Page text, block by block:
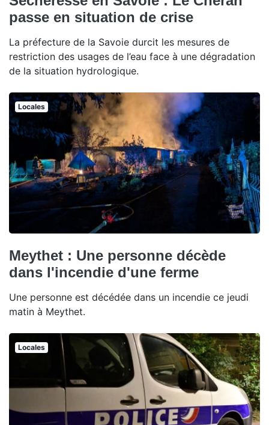
passe en situation de crise
La préfecture de la Savoie durcit les mesures de
restriction des usages de l’eau face à une dégradation
de la situation hydrologique.
Locales
Meythet : Une personne décède
dans l'incendie d'une ferme
Une personne est décédée dans un incendie ce jeudi
matin à Meythet.
Locales